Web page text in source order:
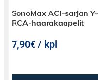
SonoMax ACI-sarjan Y-
RCA-haarakaapelit
7,90€ / kpl